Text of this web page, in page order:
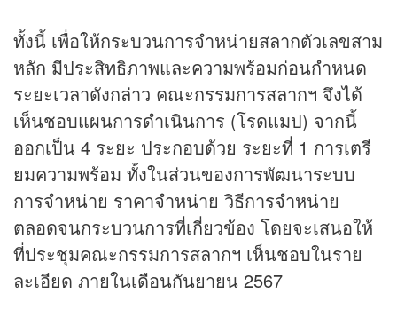
ทั้งนี้ เพื่อให้กระบวนการจำหน่ายสลากตัวเลขสาม
หลัก มีประสิทธิภาพและความพร้อมก่อนกำหนด
ระยะเวลาดังกล่าว คณะกรรมการสลากฯ จึงได้
เห็นชอบแผนการดำเนินการ (โรดแมป) จากนี้
ออกเป็น 4 ระยะ ประกอบด้วย ระยะที่ 1 การเตรี
ยมความพร้อม ทั้งในส่วนของการพัฒนาระบบ
การจำหน่าย ราคาจำหน่าย วิธีการจำหน่าย
ตลอดจนกระบวนการที่เกี่ยวข้อง โดยจะเสนอให้
ที่ประชุมคณะกรรมการสลากฯ เห็นชอบในราย
ละเอียด ภายในเดือนกันยายน 2567